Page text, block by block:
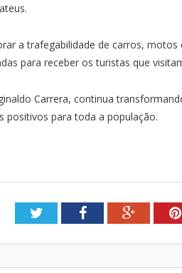
a trafegabilidade de carros,
para receber os turistas que
Carrera, continua
positivos para toda a população.
TwitterFacebookGoogle+